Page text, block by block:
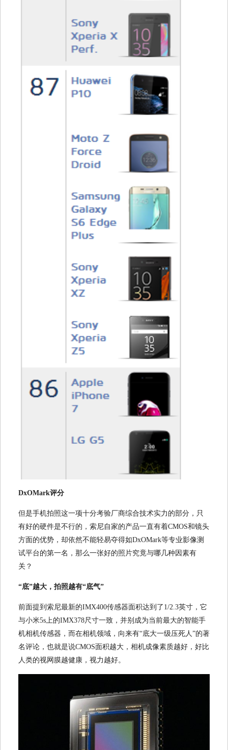
DxOMark评分
但是手机拍照这一项十分考验厂商综合技术实力的部分，只
有好的硬件是不行的，索尼自家的产品一直有着CMOS和镜头
方面的优势，却依然不能轻易夺得如DxOMark等专业影像测
试平台的第一名，那么一张好的照片究竟与哪几种因素有
关？
“底”越大，拍照越有“底气”
前面提到索尼最新的IMX400传感器面积达到了1/2.3英寸，它
与小米5s上的IMX378尺寸一致，并别成为当前最大的智能手
机相机传感器，而在相机领域，向来有“底大一级压死人”的著
名评论，也就是说CMOS面积越大，相机成像素质越好，好比
人类的视网膜越健康，视力越好。